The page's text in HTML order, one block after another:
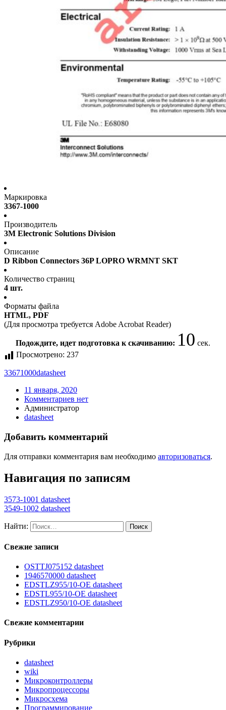
Маркировка
3367-1000
Производитель
3M Electronic Solutions Division
Описание
D Ribbon Connectors 36P LOPRO WRMNT SKT
Количество страниц
4 шт.
Форматы файла
HTML, PDF
(Для просмотра требуется Adobe Acrobat Reader)
Подождите, идет подготовка к скачиванию: 10 сек.
Просмотрено: 237
33671000datasheet
11 января, 2020
Комментариев нет
Администратор
datasheet
Добавить комментарий
Для отправки комментария вам необходимо авторизоваться.
Навигация по записям
3573-1001 datasheet
3549-1002 datasheet
Найти:
Свежие записи
OSTTJ075152 datasheet
1946570000 datasheet
EDSTLZ955/10-OE datasheet
EDSTL955/10-OE datasheet
EDSTLZ950/10-OE datasheet
Свежие комментарии
Рубрики
datasheet
wiki
Микроконтроллеры
Микропроцессоры
Микросхема
Программирование